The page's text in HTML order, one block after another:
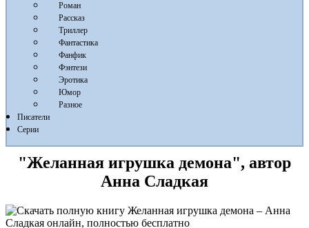
Роман
Рассказ
Триллер
Фантастика
Фанфик
Фэнтези
Эротика
Юмор
Разное
Писатели
Серии
"Желанная игрушка демона", автор
Анна Сладкая